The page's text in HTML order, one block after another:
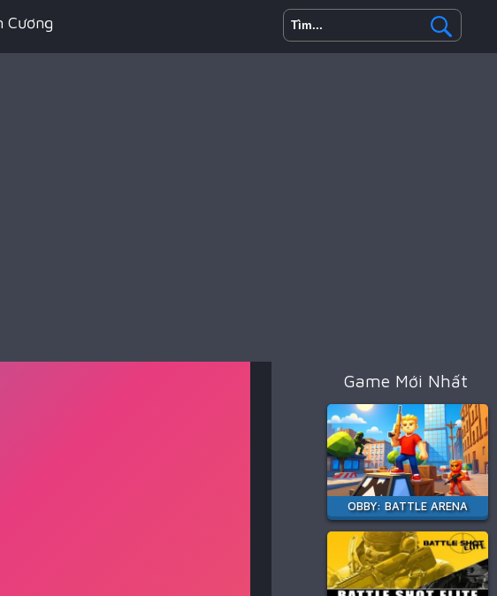
Cương
Game Mới Nhất
OBBY: BATTLE ARENA